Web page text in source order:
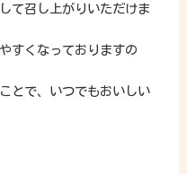
て召し上がりいただけま
すくなっておりますの
とで、いつでもおいしい